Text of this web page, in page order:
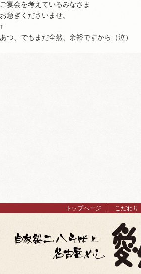
ご宴会を考えているみなさま
お急ぎくださいませ。
↑
あつ、でもまだ全然、余裕ですから（泣）
トップページ こだわり